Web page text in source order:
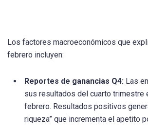
Los factores macroeconómicos que
febrero incluyen:
Reportes de ganancias Q4: Las
sus resultados del cuarto trimestre
febrero. Resultados positivos
riqueza” que incrementa el apetito